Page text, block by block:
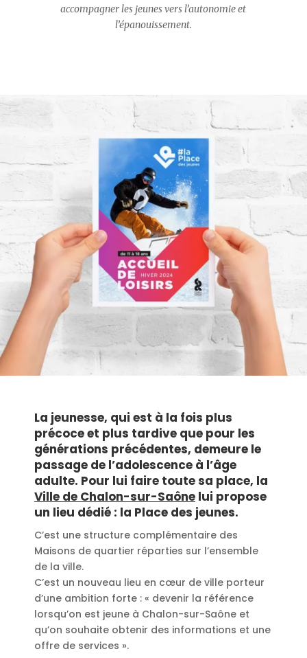
accompagner les jeunes vers l’autonomie et
l’épanouissement.
La jeunesse, qui est à la fois plus
précoce et plus tardive que pour les
générations précédentes, demeure le
passage de l’adolescence à l’âge
adulte. Pour lui faire toute sa place, la
Ville de Chalon-sur-Saône lui propose
un lieu dédié : la Place des jeunes.
C’est une structure complémentaire des
Maisons de quartier réparties sur l’ensemble
de la ville.
C’est un nouveau lieu en cœur de ville porteur
d’une ambition forte : « devenir la référence
lorsqu’on est jeune à Chalon-sur-Saône et
qu’on souhaite obtenir des informations et une
offre de services ».